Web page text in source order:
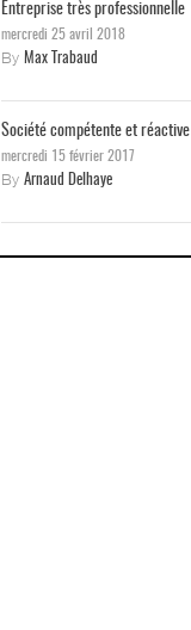
Entreprise très professionnelle
mercredi 25 avril 2018
By Max Trabaud
Société compétente et réactive
mercredi 15 février 2017
By Arnaud Delhaye